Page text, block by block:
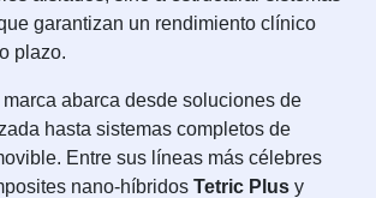
garantizan un rendimiento clínico
plazo.
abarca desde soluciones de
hasta sistemas completos de
Entre sus líneas más célebres
nano-híbridos Tetric Plus y